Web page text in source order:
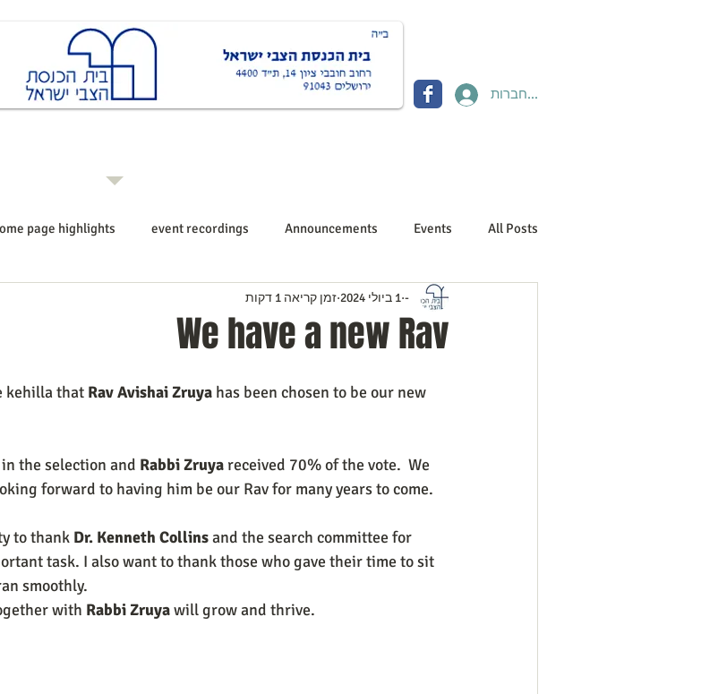
להתחברות
All Posts
Events
Announcements
event recordings
page highlights
We have a new Rav
- 1 ביולי 2024 זמן קריאה 1 דקות
kehilla that Rav Avishai Zruya has been chosen to be our new
the selection and Rabbi Zruya received 70% of the vote.  We
forward to having him be our Rav for many years to come.
to thank Dr. Kenneth Collins and the search committee for
task. I also want to thank those who gave their time to sit
smoothly.
with Rabbi Zruya will grow and thrive.